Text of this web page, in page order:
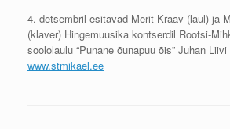
4. detsembril esitavad Merit Kraav (laul) ja
(klaver) Hingemuusika kontserdil Rootsi-
soololaulu “Punane õunapuu õis” Juhan
www.stmikael.ee